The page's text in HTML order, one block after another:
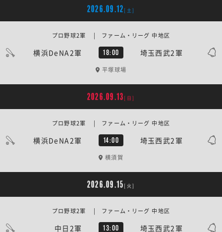
2026.09.12 [土]
横浜DeNA2軍 18:00 埼玉西武2軍
プロ野球2軍 | ファーム・リーグ 中地区
平塚球場
2026.09.13 [日]
横浜DeNA2軍 14:00 埼玉西武2軍
プロ野球2軍 | ファーム・リーグ 中地区
横須賀
2026.09.15 [火]
中日2軍 13:00 埼玉西武2軍
プロ野球2軍 | ファーム・リーグ 中地区